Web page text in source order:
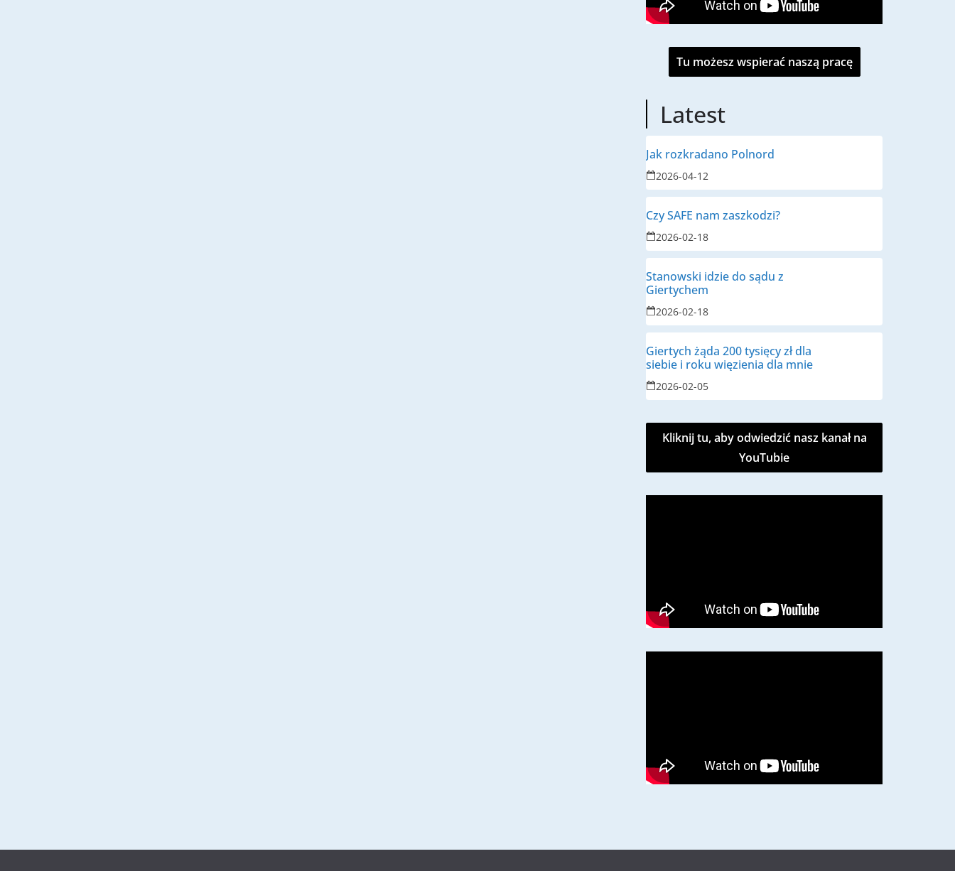
Tu możesz wspierać naszą pracę
Latest
Jak rozkradano Polnord
2026-04-12
Czy SAFE nam zaszkodzi?
2026-02-18
Stanowski idzie do sądu z
Giertychem
2026-02-18
Giertych żąda 200 tysięcy zł dla
siebie i roku więzienia dla mnie
2026-02-05
Kliknij tu, aby odwiedzić nasz kanał na
YouTubie